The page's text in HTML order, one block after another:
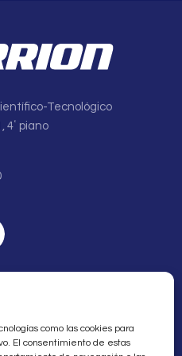
como las cookies para
El consentimiento de estas
Tecnológico
4º
piano